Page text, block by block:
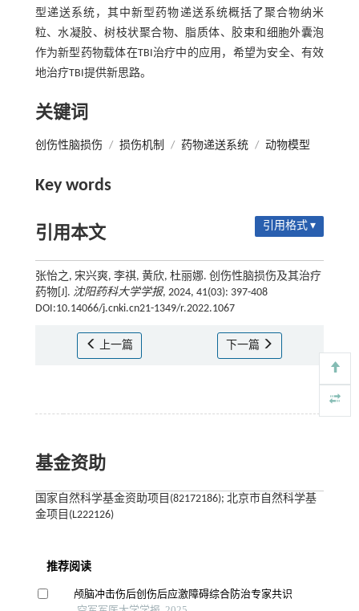
型递送系统，其中新型药物递送系统概括了聚合物纳米
粒、水凝胶、树枝状聚合物、脂质体、胶束和细胞外囊泡
作为新型药物载体在TBI治疗中的应用，希望为安全、有效
地治疗TBI提供新思路。
关键词
创伤性脑损伤 / 损伤机制 / 药物递送系统 / 动物模型
Key words
引用本文 引用格式 ▾
张怡之, 宋兴爽, 李祺, 黄欣, 杜丽娜. 创伤性脑损伤及其治疗
药物[J]. 沈阳药科大学学报, 2024, 41(03): 397-408
DOI:10.14066/j.cnki.cn21-1349/r.2022.1067
上一篇 下一篇
基金资助
国家自然科学基金资助项目(82172186); 北京市自然科学基
金项目(L222126)